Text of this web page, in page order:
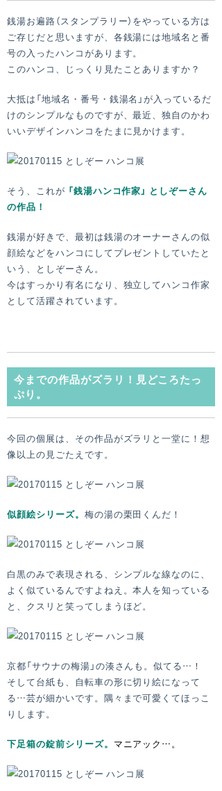
銭湯お遍路（スタンプラリー）をやっている方は
ご存じだと思いますが、各銭湯には地域名と番
号の入ったハンコがあります。
このハンコ、じっくり見たことありますか？
大抵は「地域名・番号・銭湯名」が入っているだ
けのシンプルなものですが、最近、独自のかわ
いいデザインハンコをたまに見かけます。
そう、これが 「銭湯ハンコ作家」 としぞーさん
の作品！
銭湯が好きで、最初は銭湯のオーナーさんの似
顔絵などをハンコにしてプレゼントしていたと
いう、としぞーさん。
今はすっかり有名になり、独立してハンコ作家
として活躍されています。
今までの作品がズラリ！見どころたっ
ぷり。
今回の個展は、その作品がズラリと一堂に！想
像以上の見ごたえです。
似顔絵シリーズ。 梅の湯の栗田くんだ！
白黒のみで表現される、シンプルな線なのに、
よく似ているんですよねえ。本人を知っている
と、クスリと笑ってしまうほど。
京都「サウナの梅湯」の湊さんも。似てる…！
そして台紙も、自転車の形に切り絵になって
る…芸が細かいです。隅々まで可愛くてほっこ
りします。
下足箱の錠前シリーズ。 マニアック…。